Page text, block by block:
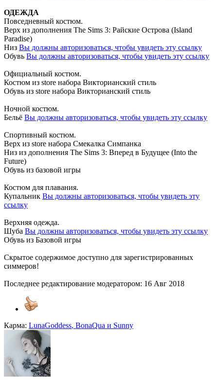
ОДЕЖДА
Повседневный костюм.
Верх из дополнения The Sims 3: Райские Острова (Island
Paradise)
Низ Вы должны авторизоваться, чтобы увидеть эту ссылку
Обувь Вы должны авторизоваться, чтобы увидеть эту ссылку
Официальный костюм.
Костюм из store набора Викторианский стиль
Обувь из store набора Викторианский стиль
Ночной костюм.
Бельё Вы должны авторизоваться, чтобы увидеть эту ссылку
Спортивный костюм.
Верх из store набора Смекалка Симпанка
Низ из дополнения The Sims 3: Вперед в Будущее (Into the
Future)
Обувь из базовой игры
Костюм для плавания.
Купальник Вы должны авторизоваться, чтобы увидеть эту
ссылку
Верхняя одежда.
Шуба Вы должны авторизоваться, чтобы увидеть эту ссылку
Обувь из Базовой игры
Скрытое содержимое доступно для зарегистрированных
симмеров!
Последнее редактирование модератором: 16 Авг 2018
Карма: LunaGoddess, BonaQua и Sunny